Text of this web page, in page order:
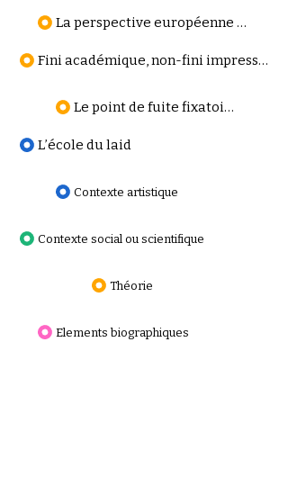
La perspective européenne au Japon, Surprise
Fini académique, non-fini impressionniste
Le point de fuite fixatoire
L’école du laid
Contexte artistique
Contexte social ou scientifique
Théorie
Elements biographiques